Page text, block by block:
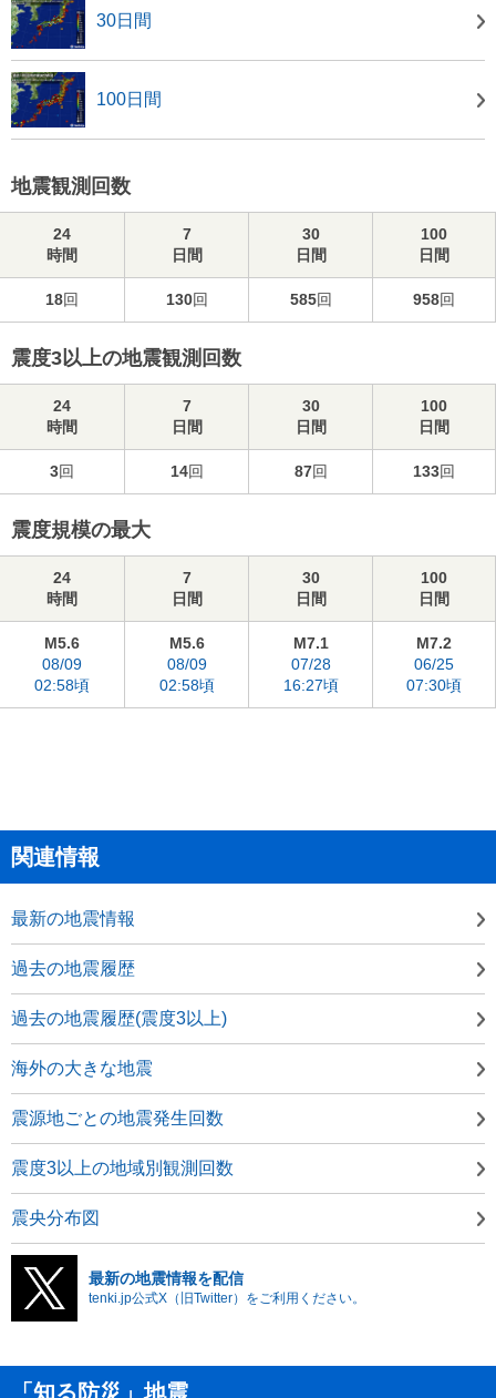
30日間
100日間
地震観測回数
24
時間
7
日間
30
日間
100
日間
18回 130回 585回 958回
震度3以上の地震観測回数
24
時間
7
日間
30
日間
100
日間
3回 14回 87回 133回
震度規模の最大
24
時間
7
日間
30
日間
100
日間
M5.6
08/09
02:58頃
M5.6
08/09
02:58頃
M7.1
07/28
16:27頃
M7.2
06/25
07:30頃
関連情報
最新の地震情報
過去の地震履歴
過去の地震履歴(震度3以上)
海外の大きな地震
震源地ごとの地震発生回数
震度3以上の地域別観測回数
震央分布図
最新の地震情報を配信
tenki.jp公式X（旧Twitter）をご利用ください。
「知る防災」地震